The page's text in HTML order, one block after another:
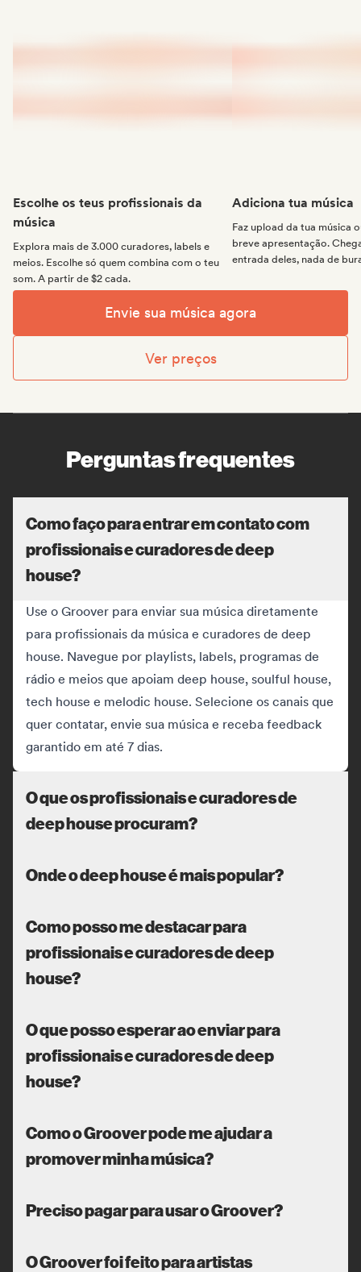
Escolhe os teus profissionais da
música
Explora mais de 3.000 curadores, labels e
meios. Escolhe só quem combina com o teu
som. A partir de $2 cada.
Adiciona tua música
Faz upload da tua música
breve apresentação.
entrada deles, nada de
Envie sua música agora
Ver preços
Perguntas frequentes
Como faço para entrar em contato com
profissionais e curadores de deep
house?
Use o Groover para enviar sua música diretamente
para profissionais da música e curadores de deep
house. Navegue por playlists, labels, programas de
rádio e meios que apoiam deep house, soulful house,
tech house e melodic house. Selecione os canais que
quer contatar, envie sua música e receba feedback
garantido em até 7 dias.
O que os profissionais e curadores de
deep house procuram?
Onde o deep house é mais popular?
Como posso me destacar para
profissionais e curadores de deep
house?
O que posso esperar ao enviar para
profissionais e curadores de deep
house?
Como o Groover pode me ajudar a
promover minha música?
Preciso pagar para usar o Groover?
O Groover foi feito para artistas